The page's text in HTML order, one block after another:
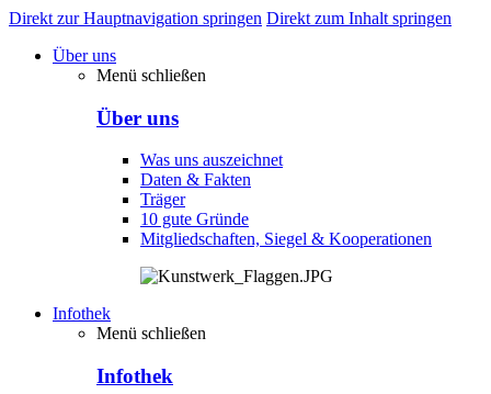
Direkt zur Hauptnavigation springen Direkt zum Inhalt springen
Über uns
Menü schließen
Über uns
Was uns auszeichnet
Daten & Fakten
Träger
10 gute Gründe
Mitgliedschaften, Siegel & Kooperationen
Infothek
Menü schließen
Infothek